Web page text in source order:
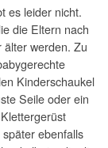
es leider nicht.
die Eltern nach
älter werden. Zu
Kinderschaukel
Seile oder ein
ebenfalls